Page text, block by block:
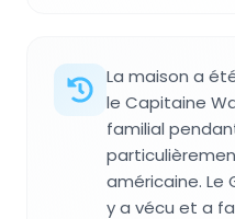
La maison a
le Capitaine
familial
américaine. Le
y a vécu et a